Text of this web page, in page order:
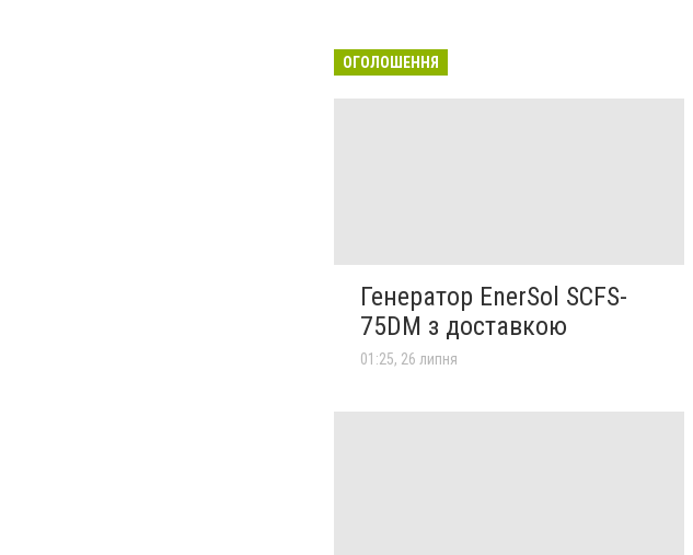
ОГОЛОШЕННЯ
Генератор EnerSol SCFS-
75DM з доставкою
01:25, 26 липня